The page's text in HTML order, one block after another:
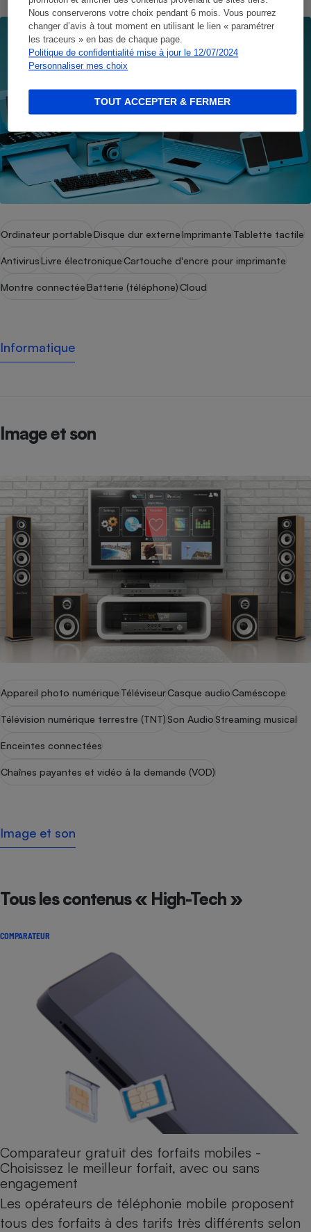
Nous conserverons votre choix pendant 6 mois. Vous pourrez
changer d’avis à tout moment en utilisant le lien « paramétrer
les traceurs » en bas de chaque page.
Politique de confidentialité mise à jour le 12/07/2024
Personnaliser mes choix
TOUT ACCEPTER & FERMER
Ordinateur portableDisque dur externeImprimante Tablette tactile
AntivirusLivre électronique Cartouche d'encre pour imprimante
Montre connectéeBatterie (téléphone) Cloud
Informatique
Image et son
Appareil photo numérique TéléviseurCasque audio Caméscope
Télévision numérique terrestre (TNT) Son Audio Streaming musical
Enceintes connectées
Chaînes payantes et vidéo à la demande (VOD)
Image et son
Tous les contenus « High-Tech »
COMPARATEUR
Comparateur gratuit des forfaits mobiles -
Choisissez le meilleur forfait, avec ou sans
engagement
Les opérateurs de téléphonie mobile proposent
tous des forfaits à des tarifs très différents selon